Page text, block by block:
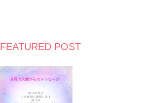
FEATURED POST